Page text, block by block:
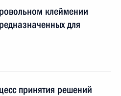
клеймении
для
принятия решений